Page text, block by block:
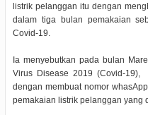
listrik pelanggan itu dengan
dalam tiga bulan pemakaian
Covid-19.
Ia menyebutkan pada bulan
Virus Disease 2019 (Covid-19),
dengan membuat nomor
pemakaian listrik pelanggan yang